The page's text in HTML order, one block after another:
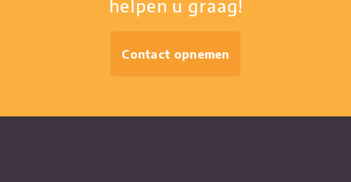
helpen u graag!
Contact opnemen